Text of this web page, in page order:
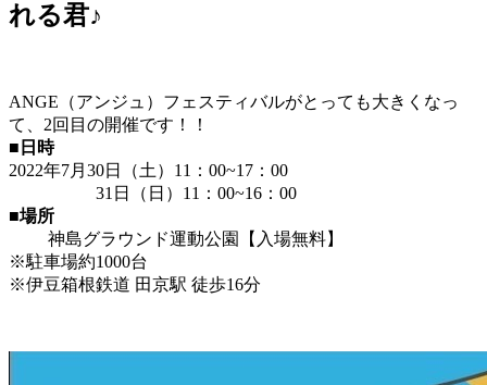
れる君♪
ANGE（アンジュ）フェスティバルがとっても大きくなっ
て、2回目の開催です！！
■日時
2022年7月30日（土）11：00~17：00
31日（日）11：00~16：00
■場所
神島グラウンド運動公園【入場無料】
※駐車場約1000台
※伊豆箱根鉄道 田京駅 徒歩16分